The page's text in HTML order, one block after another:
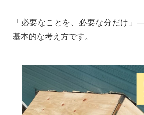
「必要なことを、必要な分だけ
基本的な考え方です。